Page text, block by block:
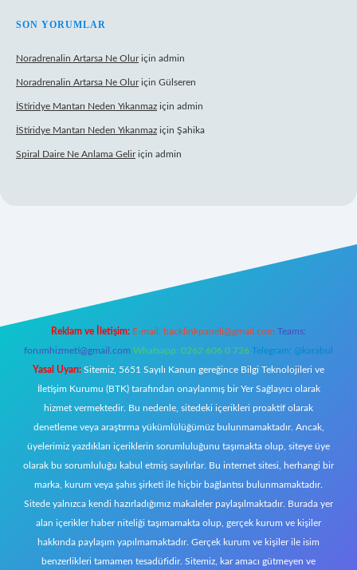
SON YORUMLAR
Noradrenalin Artarsa Ne Oluriçin admin
Noradrenalin Artarsa Ne Oluriçin Gülseren
İStiridye Mantarı Neden Yıkanmaz için admin
İStiridye Mantarı Neden Yıkanmaz için Şahika
Spiral Daire Ne Anlama Geliriçin admin
Reklam ve İletişim: E-mail: backlinkpaneli@gmail.com Teams:
forumhizmeti@gmail.com Whatsapp: 0262 606 0 726 Telegram: @karabul
Yasal Uyarı: Sitemiz, 5651 Sayılı Kanun gereğince Bilgi Teknolojileri ve
İletişim Kurumu (BTK) tarafından onaylanmış bir Yer Sağlayıcı olarak
hizmet vermektedir. Bu nedenle, sitedeki içerikleri proaktif olarak
denetleme veya araştırma yükümlülüğümüz bulunmamaktadır. Ancak,
üyelerimiz yazdıkları içeriklerin sorumluluğunu taşımakta olup, siteye üye
olarak bu sorumluluğu kabul etmiş sayılırlar. Bu internet sitesi, herhangi bir
marka, kurum veya şahıs şirketi ile hiçbir bağlantısı bulunmamaktadır.
Sitede yalnızca kendi hazırladığımız makaleler paylaşılmaktadır. Burada yer
alan içerikler haber niteliği taşımamakta olup, gerçek kurum ve kişiler
hakkında paylaşım yapılmamaktadır. Gerçek kurum ve kişiler ile isim
benzerlikleri tamamen tesadüfidir. Sitemiz, kar amacı gütmeyen ve